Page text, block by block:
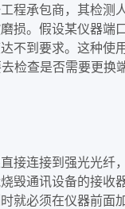
程承包商，其检
损。假设某仪器
不到要求。这种
检查是否需要更换
接连接到强光光
毁通讯设备的接
就必须在仪器前